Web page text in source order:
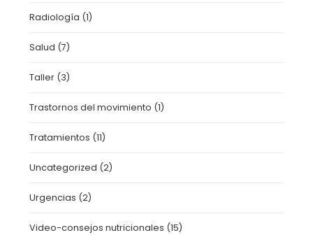
Radiología (1)
Salud (7)
Taller (3)
Trastornos del movimiento (1)
Tratamientos (11)
Uncategorized (2)
Urgencias (2)
Video-consejos nutricionales (15)